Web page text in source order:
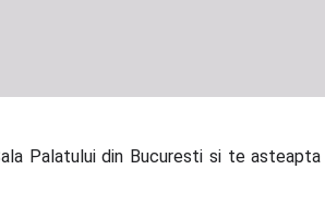
Palatului din Bucuresti si te